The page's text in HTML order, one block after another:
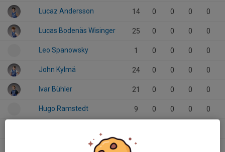
Lucaz Andersson 14 0 0 0 0
Lucas Bodenäs Wisinger 25 0 0 0 0
Leo Spanowsky 1 0 0 0 0
John Kylmä 24 0 0 0 0
Ivar Bühler 21 0 0 0 0
Hugo Ramstedt 9 0 0 0 0
Gustav Ståhlberg